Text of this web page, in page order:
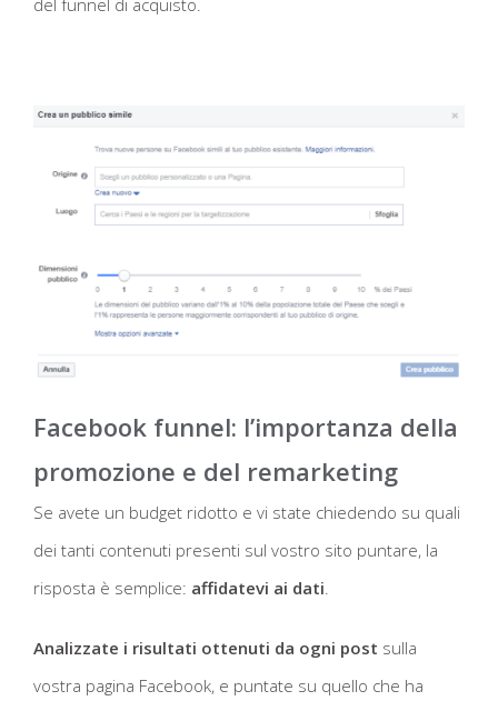
del funnel di acquisto.
Facebook funnel: l’importanza della
promozione e del remarketing
Se avete un budget ridotto e vi state chiedendo su quali
dei tanti contenuti presenti sul vostro sito puntare, la
risposta è semplice: affidatevi ai dati.
Analizzate i risultati ottenuti da ogni post sulla
vostra pagina Facebook, e puntate su quello che ha